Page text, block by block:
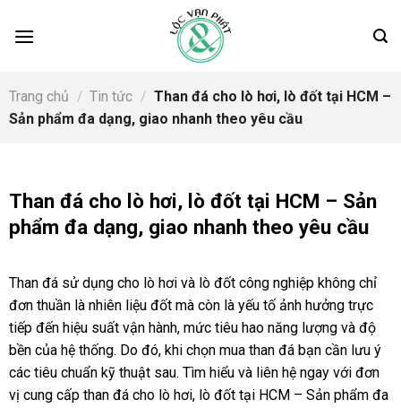
Trang chủ / Tin tức / Than đá cho lò hơi, lò đốt tại HCM –
Sản phẩm đa dạng, giao nhanh theo yêu cầu
Than đá cho lò hơi, lò đốt tại HCM – Sản
phẩm đa dạng, giao nhanh theo yêu cầu
Than đá sử dụng cho lò hơi và lò đốt công nghiệp không chỉ
đơn thuần là nhiên liệu đốt mà còn là yếu tố ảnh hưởng trực
tiếp đến hiệu suất vận hành, mức tiêu hao năng lượng và độ
bền của hệ thống. Do đó, khi chọn mua than đá bạn cần lưu ý
các tiêu chuẩn kỹ thuật sau. Tìm hiểu và liên hệ ngay với đơn
vị cung cấp than đá cho lò hơi, lò đốt tại HCM – Sản phẩm đa